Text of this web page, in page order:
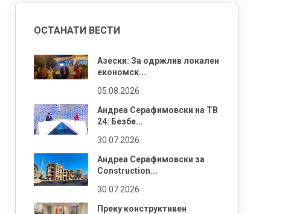
ОСТАНАТИ ВЕСТИ
Азески: За одржлив локален
економск...
05.08.2026
Андреа Серафимовски на ТВ
24: Безбе...
30.07.2026
Андреа Серафимовски за
Construction...
30.07.2026
Преку конструктивен